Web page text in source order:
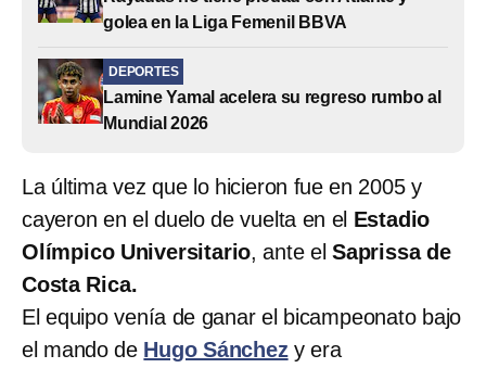
golea en la Liga Femenil BBVA
DEPORTES
Lamine Yamal acelera su regreso rumbo al
Mundial 2026
La última vez que lo hicieron fue en 2005 y
cayeron en el duelo de vuelta en el Estadio
Olímpico Universitario, ante elSaprissa de
Costa Rica.
El equipo venía de ganar el bicampeonato bajo
el mando de Hugo Sánchez y era